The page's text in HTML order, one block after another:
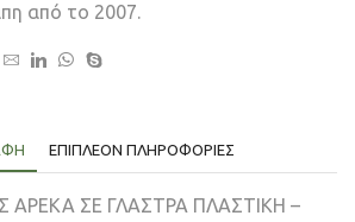
από το 2007.
ΕΠΙΠΛΈΟΝ ΠΛΗΡΟΦΟΡΊΕΣ
ΑΡΕΚΑ ΣΕ ΓΛΑΣΤΡΑ ΠΛΑΣΤΙΚΗ –